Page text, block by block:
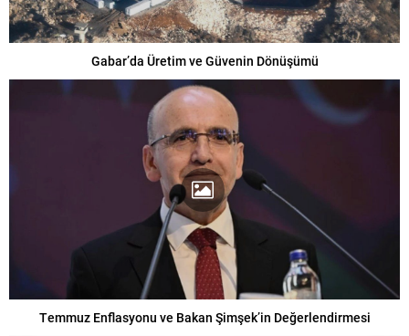
Gabar’da Üretim ve Güvenin Dönüşümü
Temmuz Enflasyonu ve Bakan Şimşek’in Değerlendirmesi